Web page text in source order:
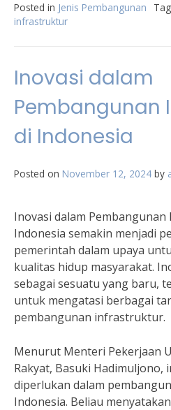
Posted in Jenis Pembangunan
infrastruktur
Inovasi dalam
Pembangunan
di Indonesia
Posted on November 12, 2024 by
Inovasi dalam
Indonesia semakin menjadi
pemerintah dalam upaya
kualitas hidup masyarakat.
sebagai sesuatu yang baru,
untuk mengatasi berbagai
pembangunan infrastruktur.
Menurut Menteri Pekerjaan
Rakyat, Basuki Hadimuljono,
diperlukan dalam
Indonesia. Beliau